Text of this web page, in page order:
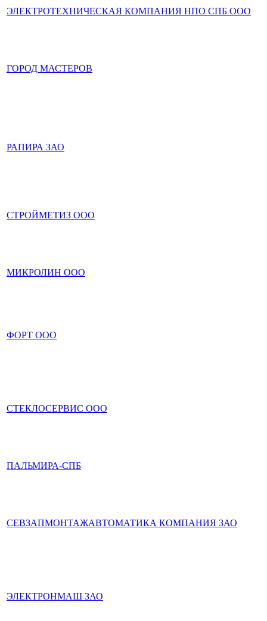
ЭЛЕКТРОТЕХНИЧЕСКАЯ КОМПАНИЯ НПО СПБ ООО
ГОРОД МАСТЕРОВ
РАПИРА ЗАО
СТРОЙМЕТИЗ ООО
МИКРОЛИН ООО
ФОРТ ООО
СТЕКЛОСЕРВИС ООО
ПАЛЬМИРА-СПБ
СЕВЗАПМОНТАЖАВТОМАТИКА КОМПАНИЯ ЗАО
ЭЛЕКТРОНМАШ ЗАО